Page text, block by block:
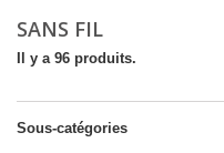
SANS FIL
Il y a 96 produits.
Sous-catégories